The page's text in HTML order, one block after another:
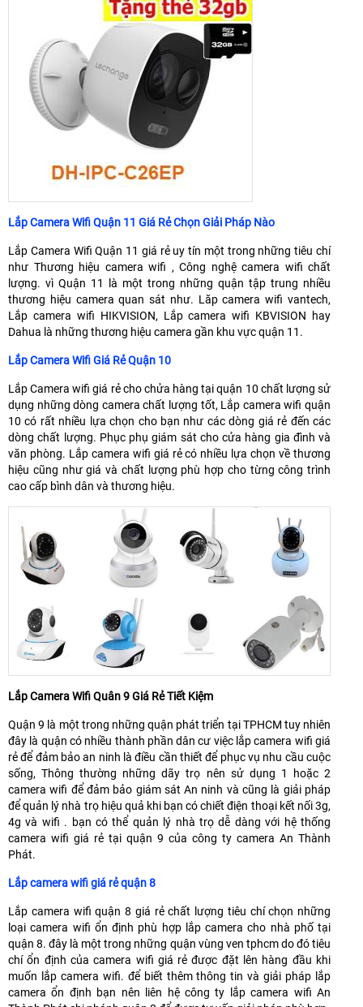
Lắp Camera Wifi Quận 11 Giá Rẻ Chọn Giải Pháp Nào
Lắp Camera Wifi Quận 11 giá rẻ uy tín một trong những tiêu chí
như Thương hiệu camera wifi , Công nghệ camera wifi chất
lượng. vì Quận 11 là một trong những quận tập trung nhiều
thương hiệu camera quan sát như. Lăp camera wifi vantech,
Lắp camera wifi HIKVISION, Lắp camera wifi KBVISION hay
Dahua là những thương hiệu camera gần khu vực quận 11.
Lắp Camera Wifi Giá Rẻ Quận 10
Lắp Camera wifi giá rẻ cho chửa hàng tại quận 10 chất lượng sử
dụng những dòng camera chất lượng tốt, Lắp camera wifi quận
10 có rất nhiều lựa chọn cho bạn như các dòng giá rẻ đến các
dòng chất lượng. Phục phụ giám sát cho cửa hàng gia đình và
văn phòng. Lắp camera wifi giá rẻ có nhiều lựa chọn về thương
hiệu cũng như giá và chất lượng phù hợp cho từng công trình
cao cấp bình dân và thương hiệu.
Lắp Camera Wifi Quân 9 Giá Rẻ Tiết Kiệm
Quận 9 là một trong những quận phát triển tại TPHCM tuy nhiên
đây là quận có nhiều thành phần dân cư việc lắp camera wifi giá
rẻ để đảm bảo an ninh là điều cần thiết để phục vụ nhu cầu cuộc
sống, Thông thường những dãy trọ nên sử dụng 1 hoặc 2
camera wifi để đảm bảo giám sát An ninh và cũng là giải pháp
để quản lý nhà trọ hiệu quả khi bạn có chiết điện thoại kết nối 3g,
4g và wifi . bạn có thể quản lý nhà trọ dễ dàng với hệ thống
camera wifi giá rẻ tại quận 9 của công ty camera An Thành
Phát.
Lắp camera wifi giá rẻ quận 8
Lắp camera wifi quận 8 giá rẻ chất lượng tiêu chí chọn những
loại camera wifi ổn định phù hợp lắp camera cho nhà phố tại
quận 8. đây là một trong những quận vùng ven tphcm do đó tiêu
chí ổn định của camera wifi giá rẻ được đặt lên hàng đầu khi
muốn lắp camera wifi. để biết thêm thông tin và giải pháp lắp
camera ổn định bạn nên liên hệ công ty lắp camera wifi An